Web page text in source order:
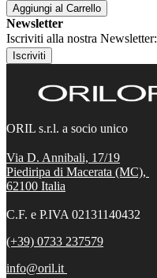
Aggiungi al Carrello
Newsletter
Iscriviti alla nostra Newsletter:
Iscriviti
ORIL s.r.l. a socio unico
Via D. Annibali, 17/19
Piediripa di Macerata (MC),
62100 Italia
C.F. e P.IVA 02131140432
(+39) 0733 237579
info@oril.it